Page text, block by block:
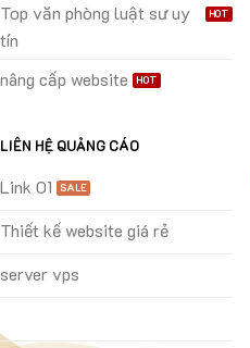
Top văn phòng luật sư uy
tín
nâng cấp website
LIÊN HỆ QUẢNG CÁO
Link 01
Thiết kế website giá rẻ
server vps